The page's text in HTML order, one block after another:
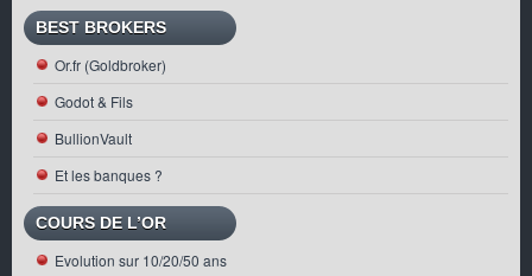
BEST BROKERS
Or.fr (Goldbroker)
Godot & Fils
BullionVault
Et les banques ?
COURS DE L’OR
Evolution sur 10/20/50 ans